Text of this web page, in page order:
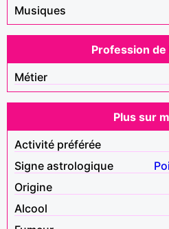
Musiques
Profession
Métier
Plus sur
Activité préférée
Signe astrologique
Origine
Alcool